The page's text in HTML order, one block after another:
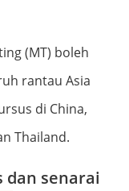
(MT) boleh
rantau Asia
di China,
Thailand.
senarai